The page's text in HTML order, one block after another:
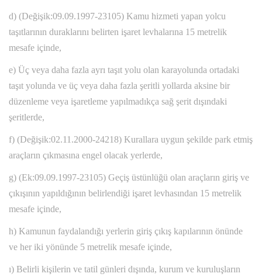
d) (Değişik:09.09.1997-23105) Kamu hizmeti yapan yolcu
taşıtlarının duraklarını belirten işaret levhalarına 15 metrelik
mesafe içinde,
e) Üç veya daha fazla ayrı taşıt yolu olan karayolunda ortadaki
taşıt yolunda ve üç veya daha fazla şeritli yollarda aksine bir
düzenleme veya işaretleme yapılmadıkça sağ şerit dışındaki
şeritlerde,
f) (Değişik:02.11.2000-24218) Kurallara uygun şekilde park etmiş
araçların çıkmasına engel olacak yerlerde,
g) (Ek:09.09.1997-23105) Geçiş üstünlüğü olan araçların giriş ve
çıkışının yapıldığının belirlendiği işaret levhasından 15 metrelik
mesafe içinde,
h) Kamunun faydalandığı yerlerin giriş çıkış kapılarının önünde
ve her iki yönünde 5 metrelik mesafe içinde,
ı) Belirli kişilerin ve tatil günleri dışında, kurum ve kuruluşların